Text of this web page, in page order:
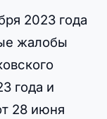
2023 года
жалобы
года и
28 июня